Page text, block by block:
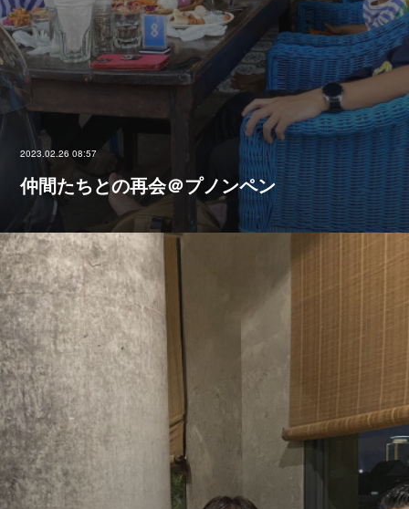
2023.02.26 08:57
仲間たちとの再会＠プノンペン